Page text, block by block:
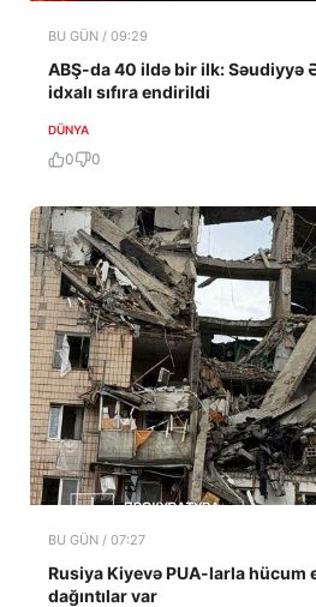
BU GÜN / 09:29
ABŞ-da 40 ildə bir ilk: Səudiyyə
idxalı sıfıra endirildi
DÜNYA
0 0
BU GÜN / 07:27
Rusiya Kiyevə PUA-larla hücum
dağıntılar var